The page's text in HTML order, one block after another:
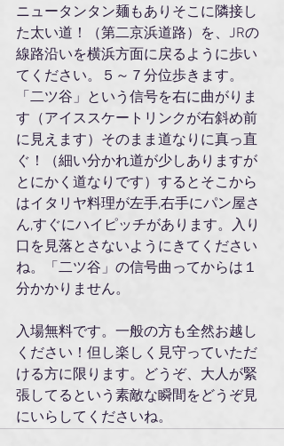
ニュータンタン麺もありそこに隣接し
た太い道！（第二京浜道路）を、JRの
線路沿いを横浜方面に戻るように歩い
てください。５～７分位歩きます。
「二ツ谷」という信号を右に曲がりま
す（アイススケートリンクが右斜め前
に見えます）そのまま道なりに真っ直
ぐ！（細い分かれ道が少しありますが
とにかく道なりです）するとそこから
はイタリヤ料理が左手,右手にパン屋さ
ん,すぐにハイピッチがあります。入り
口を見落とさないようにきてください
ね。「二ツ谷」の信号曲ってからは１
分かかりません。
入場無料です。一般の方も全然お越し
ください！但し楽しく見守っていただ
ける方に限ります。どうぞ、大人が緊
張してるという素敵な瞬間をどうぞ見
にいらしてくださいね。